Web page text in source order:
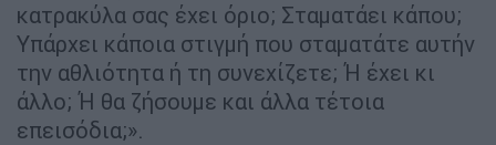
κατρακύλα σας έχει όριο; Σταματάει κάπου;
Υπάρχει κάποια στιγμή που σταματάτε αυτήν
την αθλιότητα ή τη συνεχίζετε; Ή έχει κι
άλλο; Ή θα ζήσουμε και άλλα τέτοια
επεισόδια;».